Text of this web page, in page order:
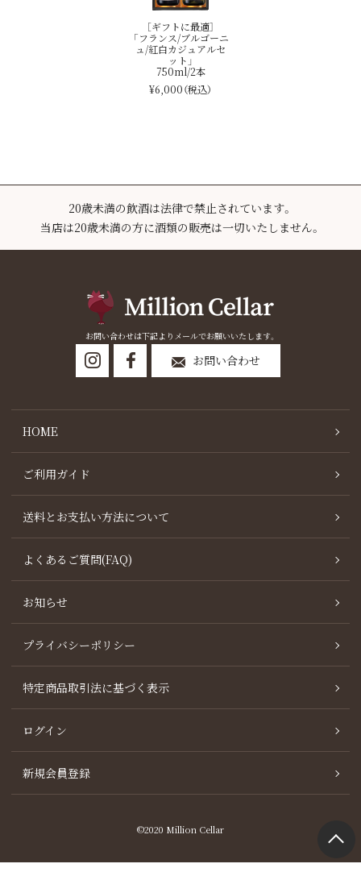
［ギフトに最適］
「フランス/ブルゴーニ
ュ/紅白カジュアルセ
ット」
750ml/2本
¥6,000（税込）
20歳未満の飲酒は法律で禁止されています。
当店は20歳未満の方に酒類の販売は一切いたしません。
お問い合わせは下記よりメールでお願いいたします。
お問い合わせ
HOME
ご利用ガイド
送料とお支払い方法について
よくあるご質問(FAQ)
お知らせ
プライバシーポリシー
特定商品取引法に基づく表示
ログイン
新規会員登録
©2020 Million Cellar